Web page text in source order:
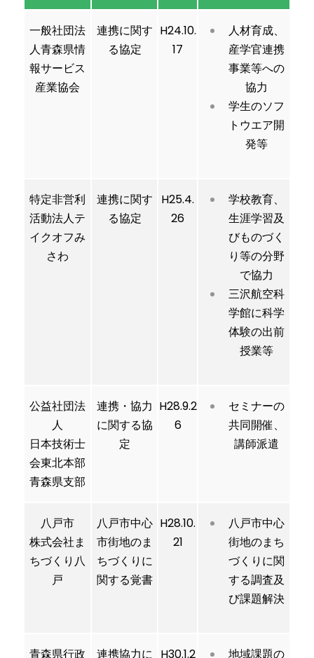
一般社団法
人青森県情
報サービス
産業協会
連携に関す
る協定
H24.10.
17
人材育成、
産学官連携
事業等への
協力
学生のソフ
トウエア開
発等
特定非営利
活動法人テ
イクオフみ
さわ
連携に関す
る協定
H25.4.
26
学校教育、
生涯学習及
びものづく
り等の分野
で協力
三沢航空科
学館に科学
体験の出前
授業等
公益社団法
人
日本技術士
会東北本部
青森県支部
連携・協力
に関する協
定
H28.9.2
6
セミナーの
共同開催、
講師派遣
八戸市
株式会社ま
ちづくり八
戸
八戸市中心
市街地のま
ちづくりに
関する覚書
H28.10.
21
八戸市中心
街地のまち
づくりに関
する調査及
び課題解決
青森県行政 連携協力に H30.1.2 地域課題の